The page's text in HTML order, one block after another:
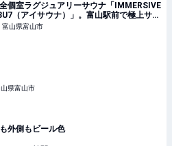
全個室ラグジュアリーサウナ「IMMERSIVE
（アイサウナ）」。富山駅前で極上サウ
きました！ - 週末、金沢。
富山県富山市
県富山市
外側もビール色